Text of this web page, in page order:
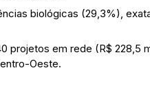
biológicas (29,3%),
projetos em rede (R$ 228,5
Oeste.